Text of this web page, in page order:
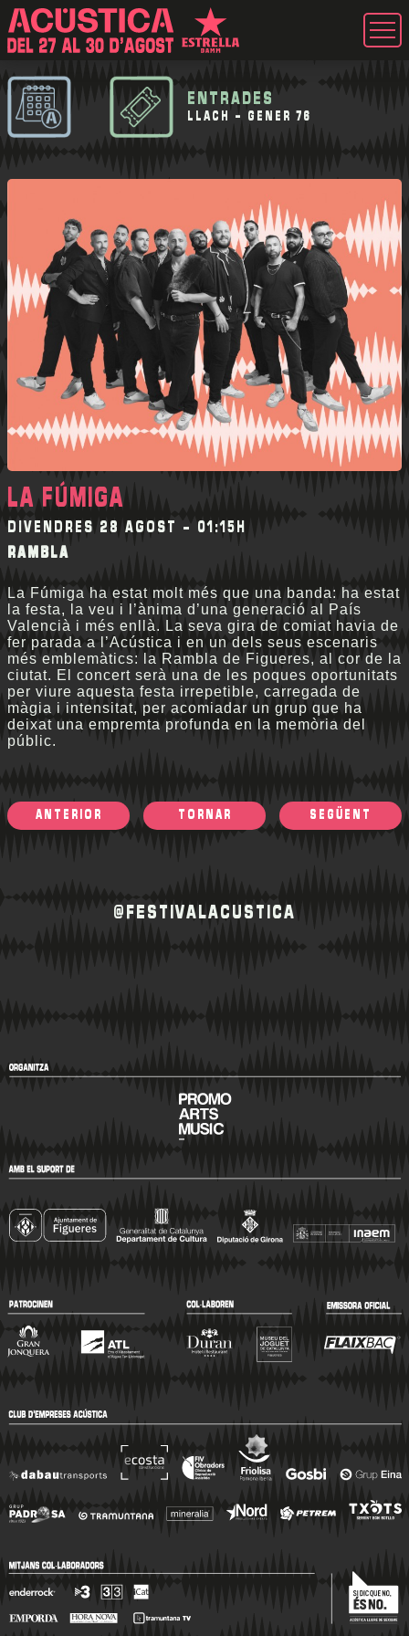
ENTRADES
LLACH - GENER 76
LA FÚMIGA
DIVENDRES 28 AGOST - 01:15H
RAMBLA
La Fúmiga ha estat molt més que una banda: ha estat
la festa, la veu i l’ànima d’una generació al País
Valencià i més enllà. La seva gira de comiat havia de
fer parada a l’Acústica i en un dels seus escenaris
més emblemàtics: la Rambla de Figueres, al cor de la
ciutat. El concert serà una de les poques oportunitats
per viure aquesta festa irrepetible, carregada de
màgia i intensitat, per acomiadar un grup que ha
deixat una empremta profunda en la memòria del
públic.
ANTERIOR TORNAR SEGÜENT
@FESTIVALACUSTICA